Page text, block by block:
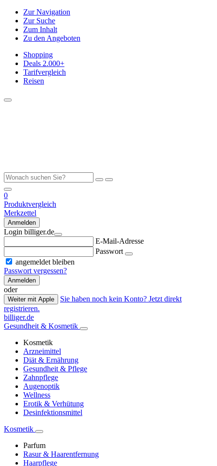
Zur Navigation
Zur Suche
Zum Inhalt
Zu den Angeboten
Shopping
Deals 2.000+
Tarifvergleich
Reisen
0
Produktvergleich
Merkzettel
Anmelden
Login billiger.de
E-Mail-Adresse
Passwort
angemeldet bleiben
Passwort vergessen?
Anmelden
oder
Weiter mit Apple
Sie haben noch kein Konto? Jetzt direkt
registrieren.
billiger.de
Gesundheit & Kosmetik
Kosmetik
Arzneimittel
Diät & Ernährung
Gesundheit & Pflege
Zahnpflege
Augenoptik
Wellness
Erotik & Verhütung
Desinfektionsmittel
Kosmetik
Parfum
Rasur & Haarentfernung
Haarpflege